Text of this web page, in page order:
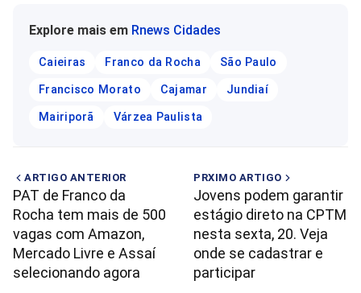
Explore mais em Rnews Cidades
Caieiras Franco da Rocha
São Paulo
Francisco Morato
Cajamar
Jundiaí
Mairiporã
Várzea Paulista
ARTIGO ANTERIOR
PAT de Franco da
Rocha tem mais de 500
vagas com Amazon,
Mercado Livre e Assaí
selecionando agora
PRXIMO ARTIGO
Jovens podem garantir
estágio direto na CPTM
nesta sexta, 20. Veja
onde se cadastrar e
participar